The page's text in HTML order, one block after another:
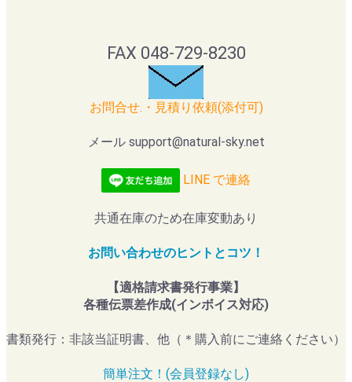
FAX 048-729-8230
お問合せ.・見積り依頼(添付可)
メール support@natural-sky.net
LINE で連絡
共通在庫のため在庫変動あり
お問い合わせのヒントとコツ！
【適格請求書発行事業】
各種伝票差作成(インボイス対応)
書類発行：非該当証明書、他（＊購入前にご連絡ください）
簡単注文！(会員登録なし)